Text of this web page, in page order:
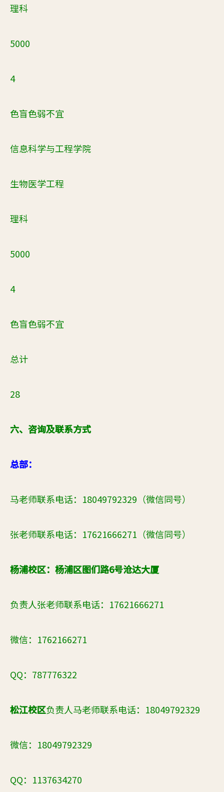
理科
5000
4
色盲色弱不宜
信息科学与工程学院
生物医学工程
理科
5000
4
色盲色弱不宜
总计
28
六、咨询及联系方式
总部：
马老师联系电话：18049792329（微信同号）
张老师联系电话：17621666271（微信同号）
杨浦校区：杨浦区图们路6号沧达大厦
负责人张老师联系电话：17621666271
微信：1762166271
QQ：787776322
松江校区负责人马老师联系电话：18049792329
微信：18049792329
QQ：1137634270